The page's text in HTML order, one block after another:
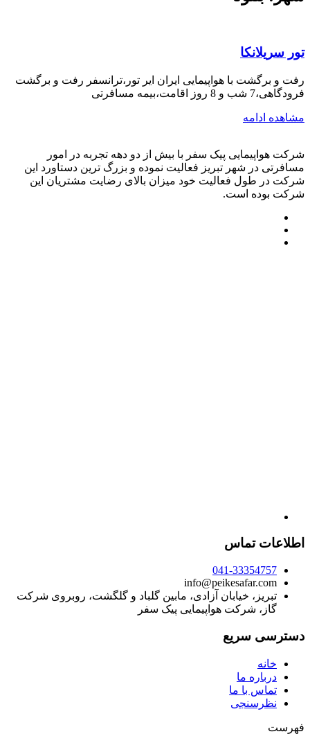
تور سریلانکا
رفت و برگشت با هواپیمایی ایران ایر تور،ترانسفر رفت و برگشت
فرودگاهی،7 شب و 8 روز اقامت،بیمه مسافرتی
مشاهده ادامه
شرکت هواپیمایی پیک سفر با بیش از دو دهه تجربه در امور
مسافرتی در شهر تبریز فعالیت نموده و بزرگ ترین دستاورد این
شرکت در طول فعالیت خود میزان بالای رضایت مشتریان این
شرکت بوده است.
اطلاعات تماس
041-33354757
info@peikesafar.com
تبریز، خیابان آزادی، مابین گلباد و گلگشت، روبروی شرکت
گاز، شرکت هواپیمایی پیک سفر
دسترسی سریع
خانه
درباره ما
تماس با ما
نظرسنجی
فهرست